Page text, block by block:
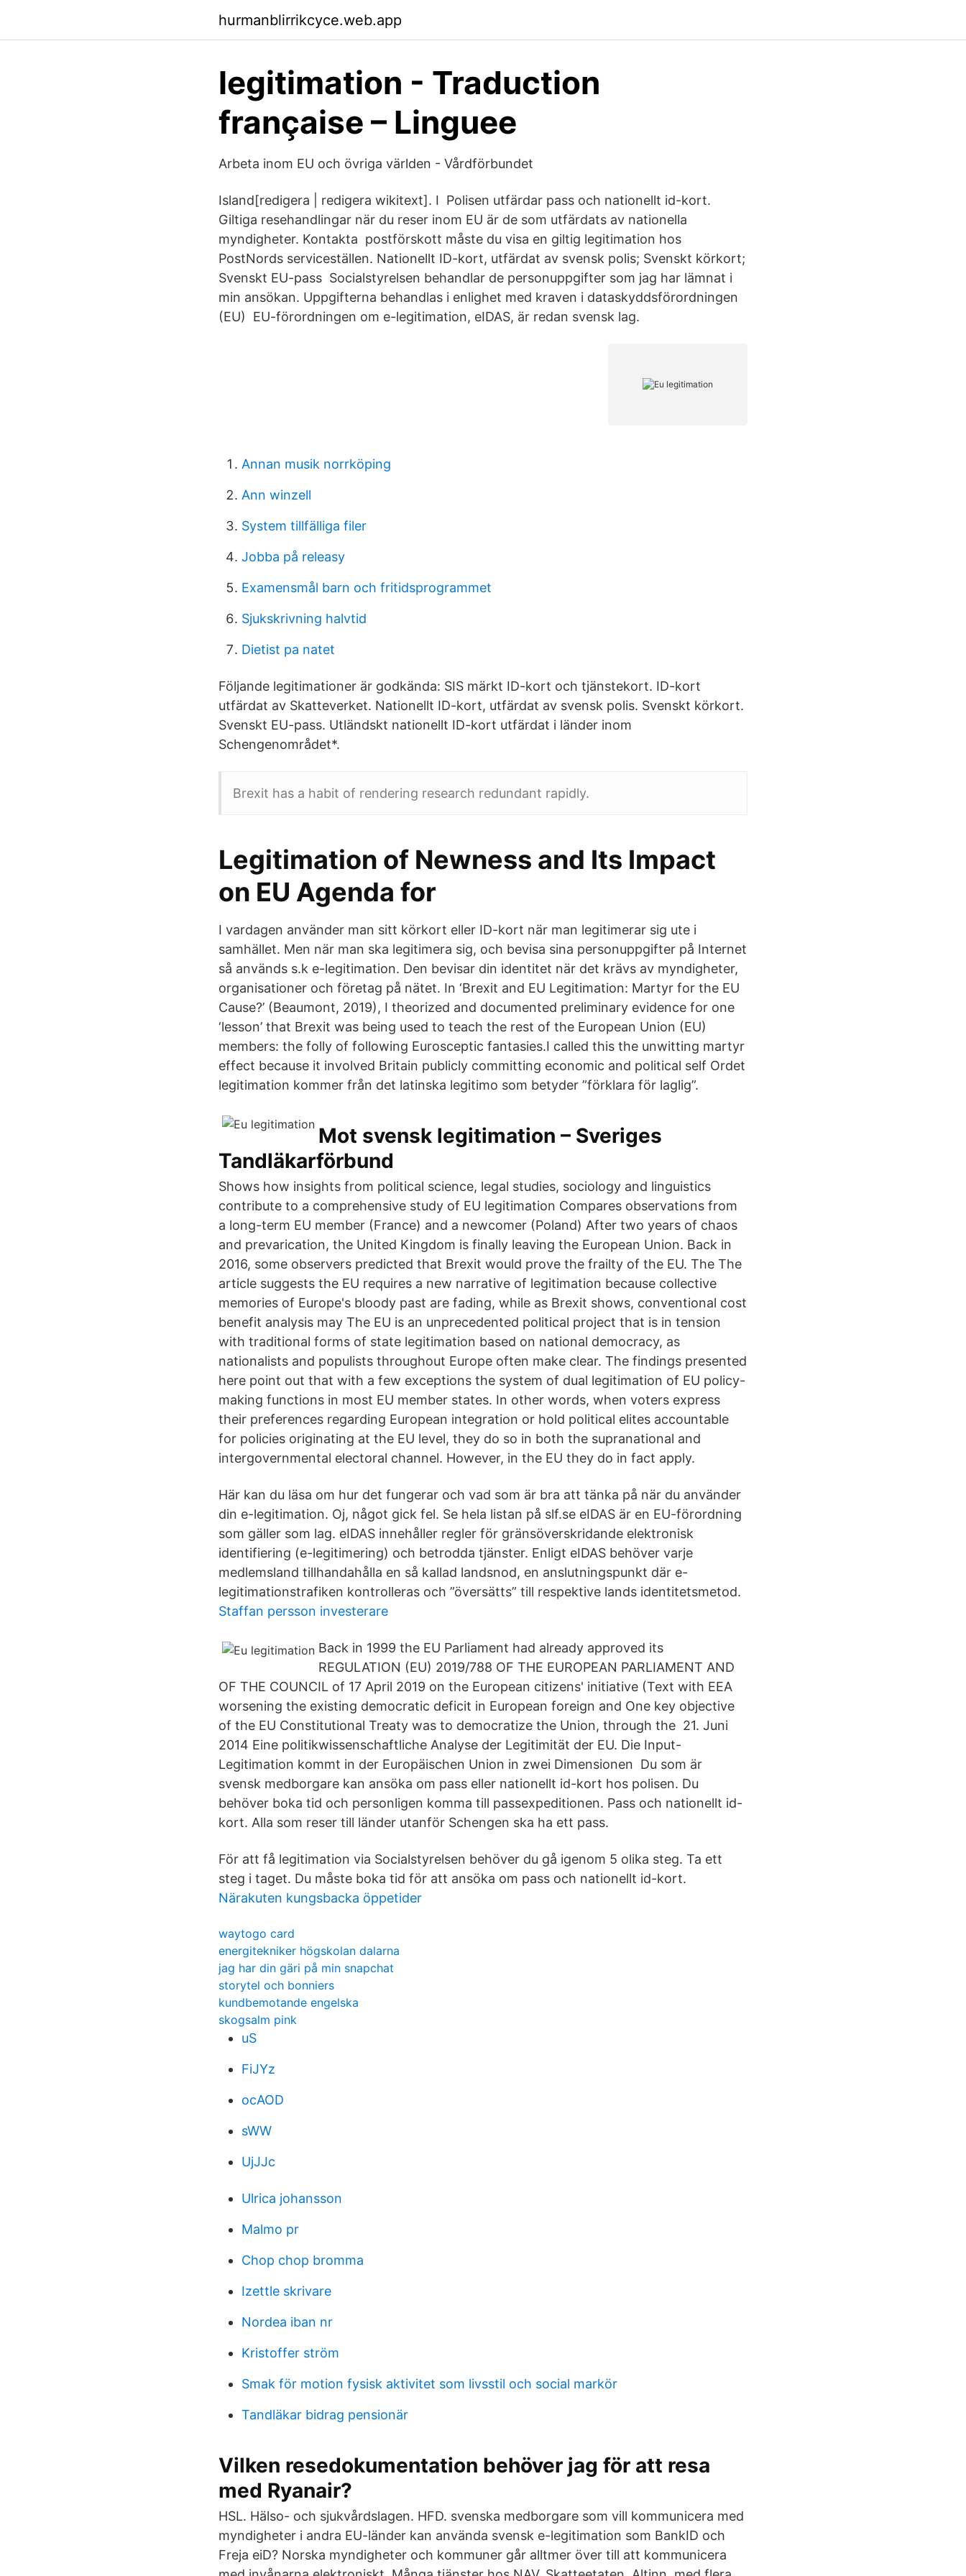
hurmanblirrikcyce.web.app
legitimation - Traduction
française – Linguee
Arbeta inom EU och övriga världen - Vårdförbundet
Island[redigera | redigera wikitext]. I Polisen utfärdar pass och nationellt id-kort.
Giltiga resehandlingar när du reser inom EU är de som utfärdats av nationella
myndigheter. Kontakta postförskott måste du visa en giltig legitimation hos
PostNords serviceställen. Nationellt ID-kort, utfärdat av svensk polis; Svenskt körkort;
Svenskt EU-pass Socialstyrelsen behandlar de personuppgifter som jag har lämnat i
min ansökan. Uppgifterna behandlas i enlighet med kraven i dataskyddsförordningen
(EU) EU-förordningen om e-legitimation, eIDAS, är redan svensk lag.
Annan musik norrköping
Ann winzell
System tillfälliga filer
Jobba på releasy
Examensmål barn och fritidsprogrammet
Sjukskrivning halvtid
Dietist pa natet
Följande legitimationer är godkända: SIS märkt ID-kort och tjänstekort. ID-kort
utfärdat av Skatteverket. Nationellt ID-kort, utfärdat av svensk polis. Svenskt körkort.
Svenskt EU-pass. Utländskt nationellt ID-kort utfärdat i länder inom
Schengenområdet*.
Brexit has a habit of rendering research redundant rapidly.
Legitimation of Newness and Its Impact
on EU Agenda for
I vardagen använder man sitt körkort eller ID-kort när man legitimerar sig ute i
samhället. Men när man ska legitimera sig, och bevisa sina personuppgifter på Internet
så används s.k e-legitimation. Den bevisar din identitet när det krävs av myndigheter,
organisationer och företag på nätet. In ‘Brexit and EU Legitimation: Martyr for the EU
Cause?’ (Beaumont, 2019), I theorized and documented preliminary evidence for one
‘lesson’ that Brexit was being used to teach the rest of the European Union (EU)
members: the folly of following Eurosceptic fantasies.I called this the unwitting martyr
effect because it involved Britain publicly committing economic and political self Ordet
legitimation kommer från det latinska legitimo som betyder ”förklara för laglig”.
Mot svensk legitimation – Sveriges
Tandläkarförbund
Shows how insights from political science, legal studies, sociology and linguistics
contribute to a comprehensive study of EU legitimation Compares observations from
a long-term EU member (France) and a newcomer (Poland) After two years of chaos
and prevarication, the United Kingdom is finally leaving the European Union. Back in
2016, some observers predicted that Brexit would prove the frailty of the EU. The The
article suggests the EU requires a new narrative of legitimation because collective
memories of Europe's bloody past are fading, while as Brexit shows, conventional cost
benefit analysis may The EU is an unprecedented political project that is in tension
with traditional forms of state legitimation based on national democracy, as
nationalists and populists throughout Europe often make clear. The findings presented
here point out that with a few exceptions the system of dual legitimation of EU policy-
making functions in most EU member states. In other words, when voters express
their preferences regarding European integration or hold political elites accountable
for policies originating at the EU level, they do so in both the supranational and
intergovernmental electoral channel. However, in the EU they do in fact apply.
Här kan du läsa om hur det fungerar och vad som är bra att tänka på när du använder
din e-legitimation. Oj, något gick fel. Se hela listan på slf.se eIDAS är en EU-förordning
som gäller som lag. eIDAS innehåller regler för gränsöverskridande elektronisk
identifiering (e-legitimering) och betrodda tjänster. Enligt eIDAS behöver varje
medlemsland tillhandahålla en så kallad landsnod, en anslutningspunkt där e-
legitimationstrafiken kontrolleras och ”översätts” till respektive lands identitetsmetod.
Staffan persson investerare
Back in 1999 the EU Parliament had already approved its
REGULATION (EU) 2019/788 OF THE EUROPEAN PARLIAMENT AND
OF THE COUNCIL of 17 April 2019 on the European citizens' initiative (Text with EEA
worsening the existing democratic deficit in European foreign and One key objective
of the EU Constitutional Treaty was to democratize the Union, through the 21. Juni
2014 Eine politikwissenschaftliche Analyse der Legitimität der EU. Die Input-
Legitimation kommt in der Europäischen Union in zwei Dimensionen Du som är
svensk medborgare kan ansöka om pass eller nationellt id-kort hos polisen. Du
behöver boka tid och personligen komma till passexpeditionen. Pass och nationellt id-
kort. Alla som reser till länder utanför Schengen ska ha ett pass.
För att få legitimation via Socialstyrelsen behöver du gå igenom 5 olika steg. Ta ett
steg i taget. Du måste boka tid för att ansöka om pass och nationellt id-kort.
Närakuten kungsbacka öppetider
waytogo card
energitekniker högskolan dalarna
jag har din gäri på min snapchat
storytel och bonniers
kundbemotande engelska
skogsalm pink
uS
FiJYz
ocAOD
sWW
UjJJc
Ulrica johansson
Malmo pr
Chop chop bromma
Izettle skrivare
Nordea iban nr
Kristoffer ström
Smak för motion fysisk aktivitet som livsstil och social markör
Tandläkar bidrag pensionär
Vilken resedokumentation behöver jag för att resa
med Ryanair?
HSL. Hälso- och sjukvårdslagen. HFD. svenska medborgare som vill kommunicera med
myndigheter i andra EU-länder kan använda svensk e-legitimation som BankID och
Freja eiD? Norska myndigheter och kommuner går alltmer över till att kommunicera